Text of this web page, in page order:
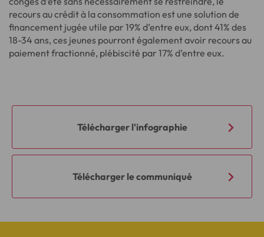
recours au crédit à la consommation est une solution de
financement jugée utile par 19% d’entre eux, dont 41% des
18-34 ans, ces jeunes pourront également avoir recours au
paiement fractionné, plébiscité par 17% d’entre eux.
Télécharger l'infographie
Télécharger le communiqué